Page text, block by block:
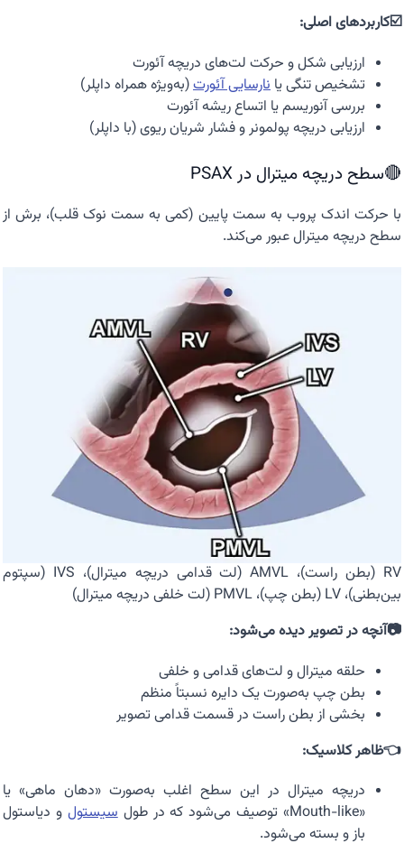
☑️کاربردهای اصلی:
ارزیابی شکل و حرکت لت‌های دریچه آئورت
تشخیص تنگی یا نارسایی آئورت(به‌ویژه همراه داپلر)
بررسی آنوریسم یا اتساع ریشه آئورت
ارزیابی دریچه پولمونر و فشار شریان ریوی (با داپلر)
🔴سطح دریچه میترال در PSAX
با حرکت اندک پروب به سمت پایین (کمی به سمت نوک قلب)، برش از
سطح دریچه میترال عبور می‌کند.
RV (بطن راست)، AMVL (لت قدامی دریچه میترال)، IVS (سپتوم
بین‌بطنی)، LV (بطن چپ)، PMVL (لت خلفی دریچه میترال)
📷آنچه در تصویر دیده می‌شود:
حلقه میترال و لت‌های قدامی و خلفی
بطن چپ به‌صورت یک دایره نسبتاً منظم
بخشی از بطن راست در قسمت قدامی تصویر
👈ظاهر کلاسیک:
دریچه میترال در این سطح اغلب به‌صورت «دهان ماهی» یا
«Mouth-like» توصیف می‌شود که در طول
سیستول و دیاستول
باز و بسته می‌شود.